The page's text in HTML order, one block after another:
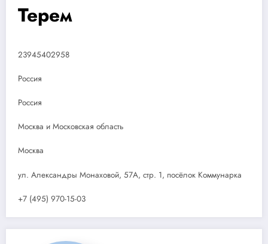
Терем
23945402958
Россия
Россия
Москва и Московская область
Москва
ул. Александры Монаховой, 57А, стр. 1, посёлок Коммунарка
+7 (495) 970-15-03